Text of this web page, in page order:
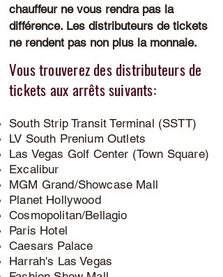
chauffeur ne vous rendra pas la
différence. Les distributeurs de tickets
ne rendent pas non plus la monnaie.
Vous trouverez des distributeurs de
tickets aux arrêts suivants:
South Strip Transit Terminal (SSTT)
LV South Prenium Outlets
Las Vegas Golf Center (Town Square)
Excalibur
MGM Grand/Showcase Mall
Planet Hollywood
​Cosmopolitan/Bellagio
Paris Hotel
Caesars Palace
Harrah's Las Vegas